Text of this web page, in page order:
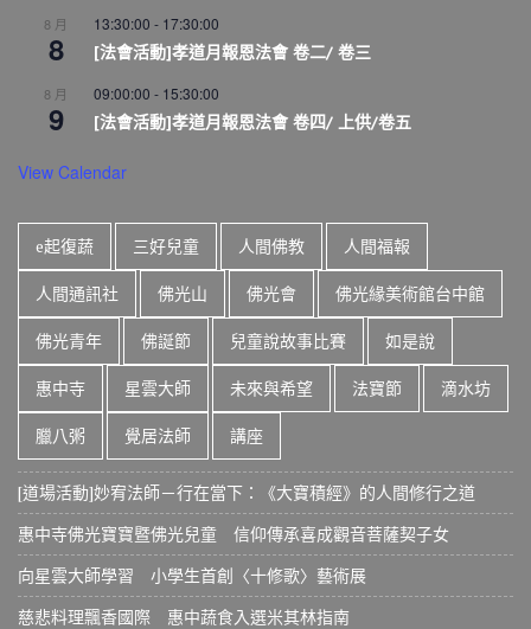
8 月
8
13:30:00 - 17:30:00
[法會活動]孝道月報恩法會 卷二/ 卷三
8 月
9
09:00:00 - 15:30:00
[法會活動]孝道月報恩法會 卷四/ 上供/卷五
View Calendar
e起復蔬 三好兒童 人間佛教 人間福報
人間通訊社 佛光山 佛光會 佛光緣美術館台中館
佛光青年 佛誕節 兒童說故事比賽 如是說
惠中寺 星雲大師 未來與希望 法寶節 滴水坊
臘八粥 覺居法師 講座
[道場活動]妙宥法師－行在當下：《大寶積經》的人間修行之道
惠中寺佛光寶寶暨佛光兒童 信仰傳承喜成觀音菩薩契子女
向星雲大師學習 小學生首創〈十修歌〉藝術展
慈悲料理飄香國際 惠中蔬食入選米其林指南